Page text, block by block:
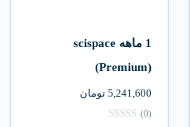
1 ماهه scispace
(Premium)
5,241,600 تومان
(0)